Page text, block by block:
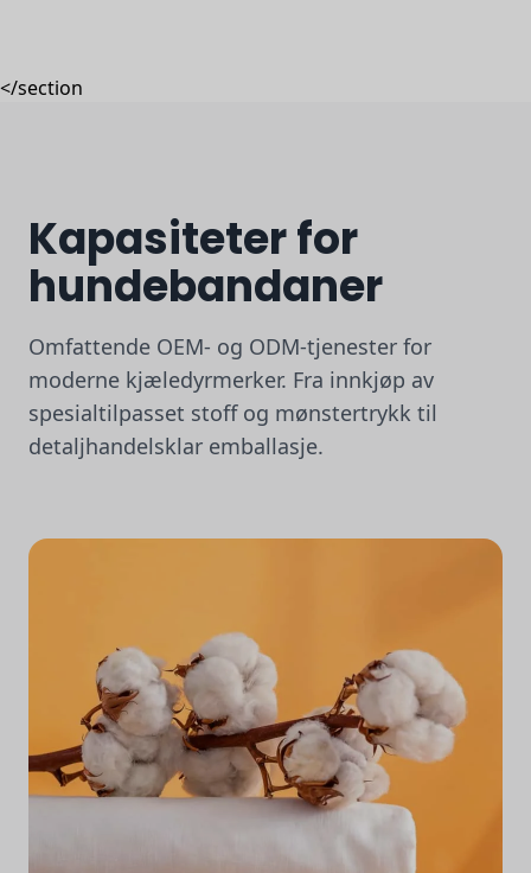
</section
Kapasiteter for
hundebandaner
Omfattende OEM- og ODM-tjenester for
moderne kjæledyrmerker. Fra innkjøp av
spesialtilpasset stoff og mønstertrykk til
detaljhandelsklar emballasje.